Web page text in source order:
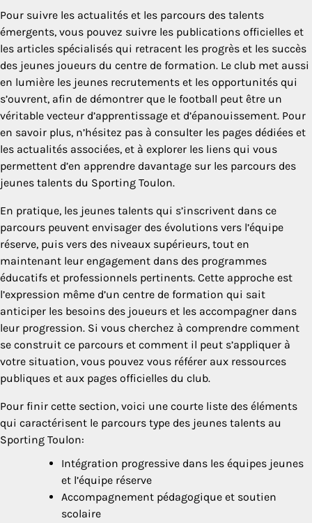
Pour suivre les actualités et les parcours des talents
émergents, vous pouvez suivre les publications officielles et
les articles spécialisés qui retracent les progrès et les succès
des jeunes joueurs du centre de formation. Le club met aussi
en lumière les jeunes recrutements et les opportunités qui
s’ouvrent, afin de démontrer que le football peut être un
véritable vecteur d’apprentissage et d’épanouissement. Pour
en savoir plus, n’hésitez pas à consulter les pages dédiées et
les actualités associées, et à explorer les liens qui vous
permettent d’en apprendre davantage sur les parcours des
jeunes talents du Sporting Toulon.
En pratique, les jeunes talents qui s’inscrivent dans ce
parcours peuvent envisager des évolutions vers l’équipe
réserve, puis vers des niveaux supérieurs, tout en
maintenant leur engagement dans des programmes
éducatifs et professionnels pertinents. Cette approche est
l’expression même d’un centre de formation qui sait
anticiper les besoins des joueurs et les accompagner dans
leur progression. Si vous cherchez à comprendre comment
se construit ce parcours et comment il peut s’appliquer à
votre situation, vous pouvez vous référer aux ressources
publiques et aux pages officielles du club.
Pour finir cette section, voici une courte liste des éléments
qui caractérisent le parcours type des jeunes talents au
Sporting Toulon:
Intégration progressive dans les équipes jeunes
et l’équipe réserve
Accompagnement pédagogique et soutien
scolaire